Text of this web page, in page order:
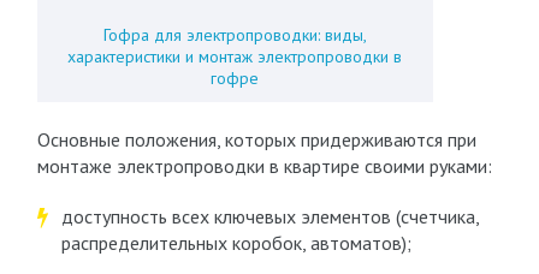
Гофра для электропроводки: виды,
характеристики и монтаж электропроводки в
гофре
Основные положения, которых придерживаются при
монтаже электропроводки в квартире своими руками:
доступность всех ключевых элементов (счетчика,
распределительных коробок, автоматов);